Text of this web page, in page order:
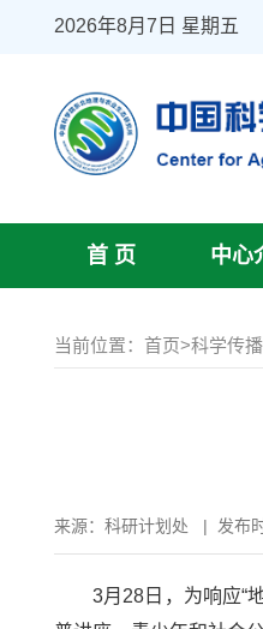
2026年8月7日 星期五
首 页 中心
当前位置： 首页>科学传播
来源： 科研计划处 | 发布
3月28日，为响应“地